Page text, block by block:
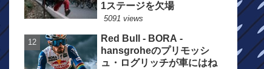
1ステージを欠場
5091 views
Red Bull - BORA -
hansgroheのプリモッシ
ュ・ログリッチが車にはね